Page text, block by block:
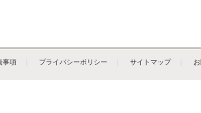
事項 プライバシーポリシー サイトマップ｜